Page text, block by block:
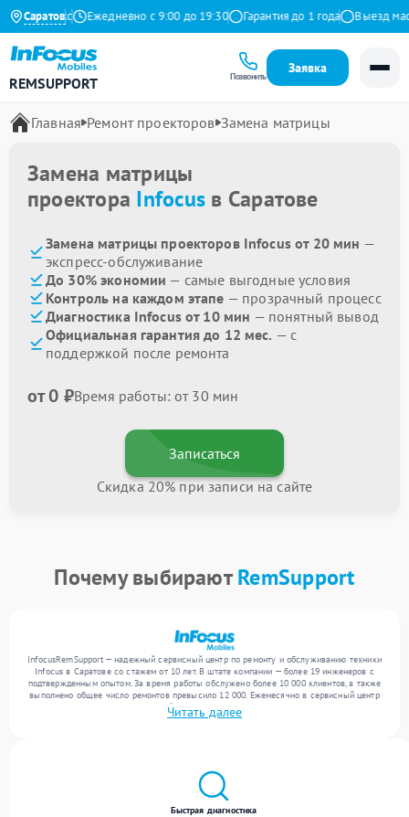
Саратов
на Яндекс Ежедневно с 9:00 до 19:30 Гарантия до 1 года Выезд
REMSUPPORT Позвонить
Заявка
Главная Ремонт проекторов Замена матрицы
Замена матрицы
проектора Infocus в Саратове
Замена матрицы проекторов Infocus от 20 мин —
экспресс-обслуживание
До 30% экономии — самые выгодные условия
Контроль на каждом этапе — прозрачный процесс
Диагностика Infocus от 10 мин — понятный вывод
Официальная гарантия до 12 мес. — с
поддержкой после ремонта
от 0 ₽Время работы: от 30 мин
Записаться
Скидка 20% при записи на сайте
Почему выбираютRemSupport
InfocusRemSupport — надежный сервисный центр по ремонту и обслуживанию техники
Infocus в Саратове со стажем от 10 лет. В штате компании — более 19 инженеров с
подтвержденным опытом. За время работы обслужено более 10 000 клиентов, а также
выполнено общее число ремонтов превысило 12 000. Ежемесячно в сервисный центр
поступает более 300 обращений, включая , , . Мы работаем с широким спектром
неисправностей и предлагаем стабильный уровень сервиса благодаря опыту
Читать далее
Быстрая диагностика